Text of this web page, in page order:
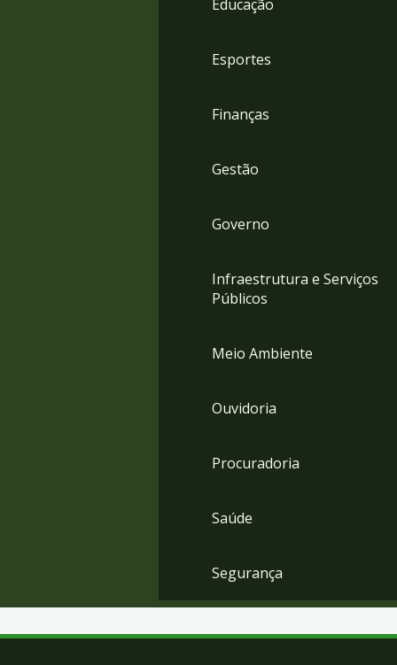
Educação
Esportes
Finanças
Gestão
Governo
Infraestrutura e Serviços
Públicos
Meio Ambiente
Ouvidoria
Procuradoria
Saúde
Segurança